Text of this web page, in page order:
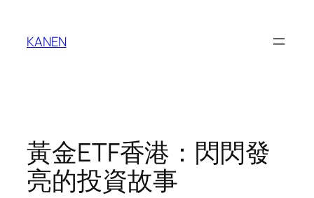
content
KANEN
黃金ETF香港：閃閃發
亮的投資故事